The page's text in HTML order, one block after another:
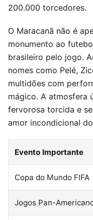
200.000 torcedores.
O Maracanã não é
monumento ao
brasileiro pelo jogo.
nomes como Pelé,
multidões com
mágico. A atmosfera
fervorosa torcida e
amor incondicional
Evento Importante
Copa do Mundo FIFA
Jogos Pan-